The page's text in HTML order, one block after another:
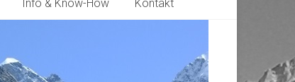
Info & Know-How Kontakt